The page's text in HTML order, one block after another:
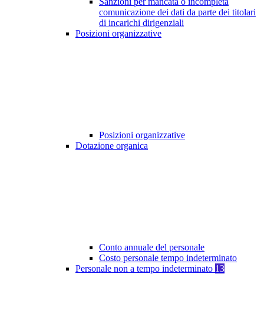
comunicazione dei dati da parte dei titolari
di incarichi dirigenziali
Posizioni organizzative
Posizioni organizzative
Dotazione organica
Conto annuale del personale
Costo personale tempo indeterminato
Personale non a tempo indeterminato 13